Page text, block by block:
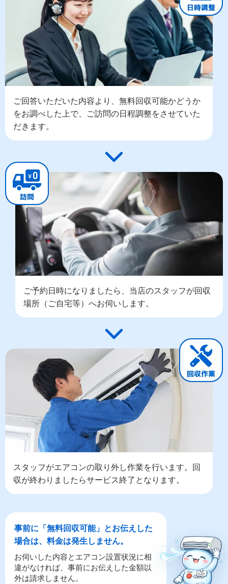
ご回答いただいた内容より、無料回収可能かどうか
をお調べした上で、ご訪問の日程調整をさせていた
だきます。
ご予約日時になりましたら、当店のスタッフが回収
場所（ご自宅等）へお伺いします。
スタッフがエアコンの取り外し作業を行います。回
収が終わりましたらサービス終了となります。
事前に「無料回収可能」とお伝えした
場合は、料金は発生しません。
お伺いした内容とエアコン設置状況に相
違がなければ、事前にお伝えした金額以
外は請求しません。